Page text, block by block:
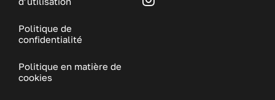
Politique de
confidentialité
Politique en matière de
cookies